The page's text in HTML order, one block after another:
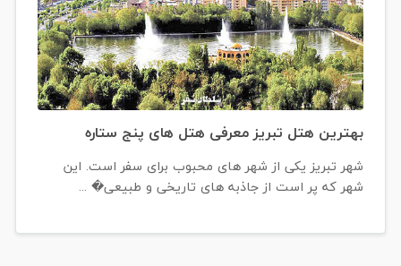
بهترین هتل تبریز معرفی هتل های پنج ستاره
شهر تبریز یکی از شهر های محبوب برای سفر است. این
شهر که پر است از جاذبه های تاریخی و طبیعی� ...